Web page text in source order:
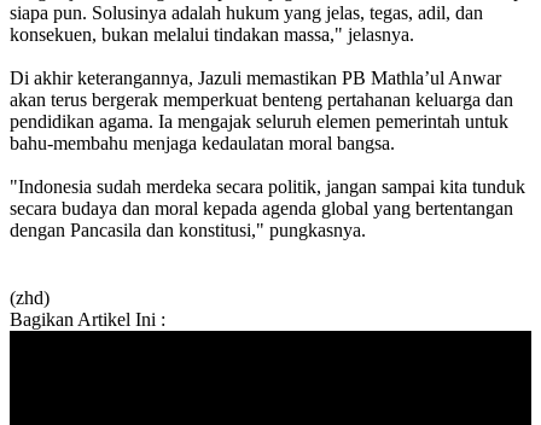
siapa pun. Solusinya adalah hukum yang jelas, tegas, adil, dan
konsekuen, bukan melalui tindakan massa," jelasnya.
Di akhir keterangannya, Jazuli memastikan PB Mathla’ul Anwar
akan terus bergerak memperkuat benteng pertahanan keluarga dan
pendidikan agama. Ia mengajak seluruh elemen pemerintah untuk
bahu-membahu menjaga kedaulatan moral bangsa.
"Indonesia sudah merdeka secara politik, jangan sampai kita tunduk
secara budaya dan moral kepada agenda global yang bertentangan
dengan Pancasila dan konstitusi," pungkasnya.
(zhd)
Bagikan Artikel Ini :